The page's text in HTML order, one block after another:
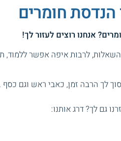
הנדסת חומרים
? אנחנו רוצים לעזור לך!
לרבות איפה אפשר ללמוד,
לך הרבה זמן, כאבי ראש וגם כסף
גם לך? דרג אותנו: